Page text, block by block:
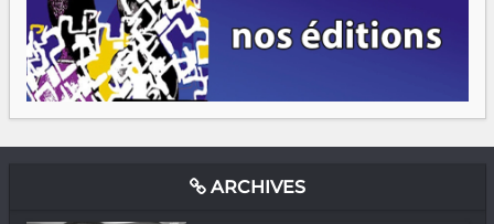
ARCHIVES